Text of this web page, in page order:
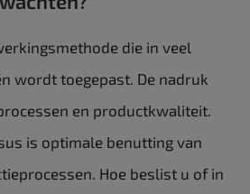
die in veel
wordt toegepast. De nadruk
en productkwaliteit.
is optimale benutting van
Hoe beslist u of in